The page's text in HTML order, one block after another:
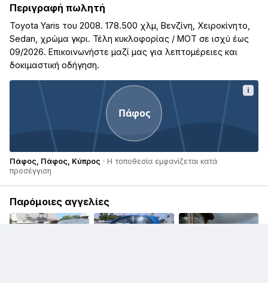
Περιγραφή πωλητή
Toyota Yaris του 2008. 178.500 χλμ, Βενζίνη, Χειροκίνητο,
Sedan, χρώμα γκρι. Τέλη κυκλοφορίας / ΜΟΤ σε ισχύ έως
09/2026. Επικοινωνήστε μαζί μας για λεπτομέρειες και
δοκιμαστική οδήγηση.
Πάφος
i
Πάφος, Πάφος, Κύπρος · Η τοποθεσία εμφανίζεται κατά
προσέγγιση
Παρόμοιες αγγελίες